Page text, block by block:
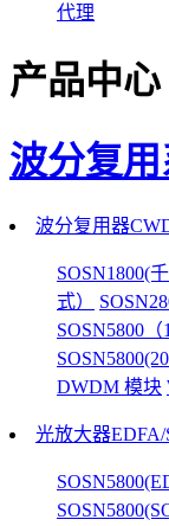
代理
产品中心
波分复
波分复用器
SOSN1800(
式）
SOSN5800（
DWDM 模块
光放大器EDFA/